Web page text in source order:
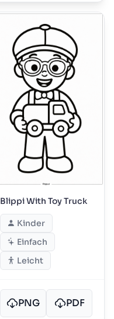
Blippi With Toy Truck
Kinder
Einfach
Leicht
PNG PDF